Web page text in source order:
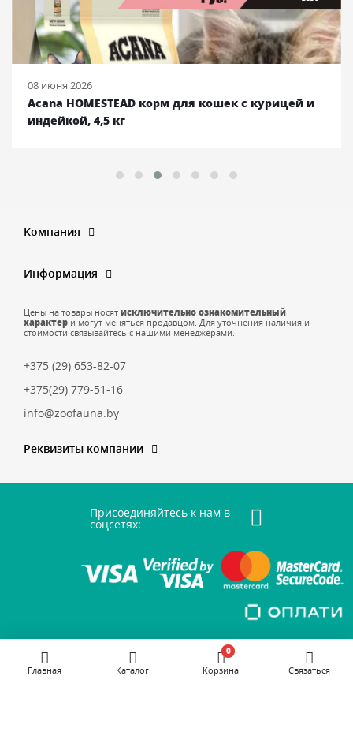
25 сентября 2025
Ambrosia корм для собак с курицей и лососем,
12 кг
Компания
Информация
Цены на товары носят исключительно ознакомительный
характер и могут меняться продавцом. Для уточнения наличия и
стоимости связывайтесь с нашими менеджерами.
+375 (29) 653-82-07
+375(29) 779-51-16
info@zoofauna.by
Реквизиты компании
Присоединяйтесь к нам в
соцсетях:
Главная Каталог Корзина
0
Связаться